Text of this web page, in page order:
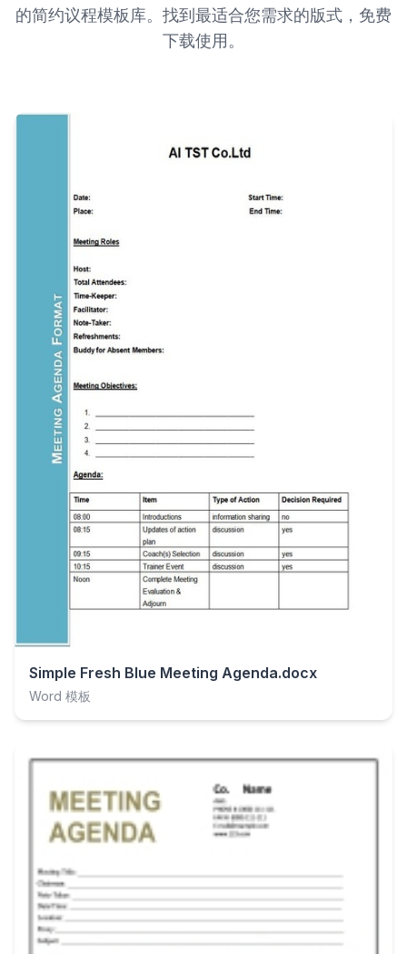
的简约议程模板库。找到最适合您需求的版式，免费
下载使用。
Simple Fresh Blue Meeting Agenda.docx
Word 模板